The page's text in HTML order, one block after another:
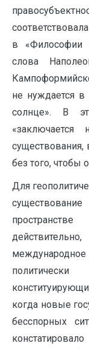
в «Философии
слова
не нуждается
солнце». В
существования,
без того, чтобы
Для
международное
когда новые
бесспорных